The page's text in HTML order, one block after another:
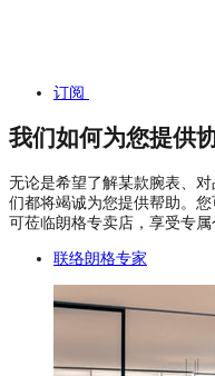
订阅
我们如何为您提供
无论是希望了解某款腕表、
们都将竭诚为您提供帮助。
可莅临朗格专卖店，享受专属
联络朗格专家